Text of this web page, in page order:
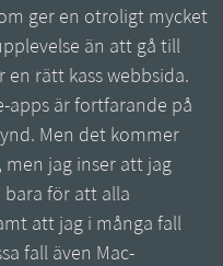
ger en otroligt mycket
än att gå till
en rätt kass webbsida.
apps är fortfarande på
Men det kommer
jag inser att jag
bara för att alla
att jag i många fall
fall även Mac-